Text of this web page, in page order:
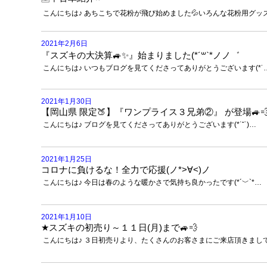
こんにちは♪ あちこちで花粉が飛び始めました💦いろんな花粉用グッ
2021年2月6日
『スズキの大決算🚙✨』始まりました(*´꒳`*ノノ゛
こんにちは♪ いつもブログを見てくださってありがとうございます
2021年1月30日
【岡山県 限定🍑】『ワンプライス３兄弟②』 が登場
こんにちは♪ ブログを見てくださってありがとうございます(*˙˘˙)…
2021年1月25日
コロナに負けるな！全力で応援(ノ*>∀<)ノ
こんにちは♪ 今日は春のような暖かさで気持ち良かったです(*´﹀`*…
2021年1月10日
★スズキの初売り～１１日(月)まで🚙💨
こんにちは♪ ３日初売りより、たくさんのお客さまにご来店頂きまし